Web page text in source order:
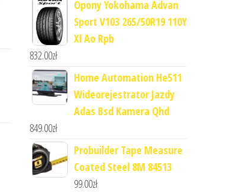
Opony Yokohama Advan
Sport V103 265/50R19 110Y
Xl Ao Rpb
832.00zł
Home Automation He511
Wideorejestrator Jazdy
Adas Bsd Kamera Qhd
849.00zł
Probuilder Tape Measure
Coated Steel 8M 84513
99.00zł